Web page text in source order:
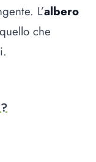
L’albero
che